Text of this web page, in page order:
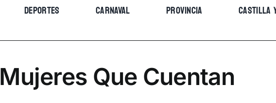
DEPORTES CARNAVAL PROVINCIA CASTILLA
Mujeres Que Cuentan